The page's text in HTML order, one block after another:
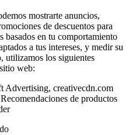
mostrarte anuncios,
de descuentos para
basados en tu comportamiento
a tus intereses, y medir su
utilizamos los siguientes
web:
Advertising, creativecdn.com
de productos